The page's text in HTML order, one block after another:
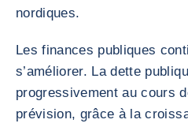
nordiques.
Les finances publiques
s’améliorer. La dette
progressivement au cours
prévision, grâce à la